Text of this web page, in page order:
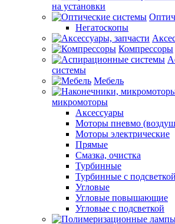
на установки
Негатоскопы
Компрессоры
системы
Мебель
микромоторы
Аксессуары
Моторы пневмо
Моторы электрические
Прямые
Смазка, очистка
Турбинные
Турбинные с подсветкой
Угловые
Угловые повышающие
Угловые с подсветкой